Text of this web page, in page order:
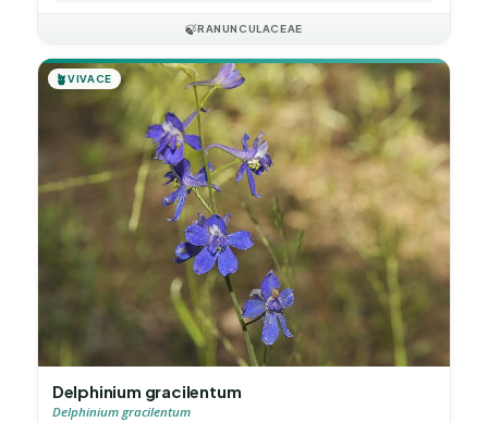
🍃RANUNCULACEAE
🪴VIVACE
Delphinium gracilentum
Delphinium gracilentum